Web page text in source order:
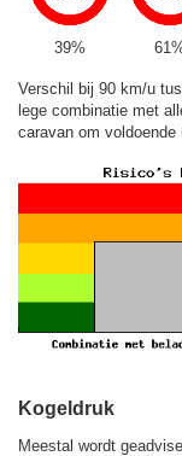
39%
Verschil bij 90 km/u
lege combinatie met
caravan om
Kogeldruk
Meestal wordt